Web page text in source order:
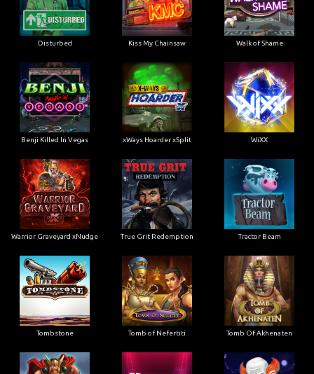
Disturbed Kiss My Chainsaw Walk of Shame
Benji Killed In Vegas xWays Hoarder xSplit WiXX
Warrior Graveyard xNudge True Grit Redemption Tractor Beam
Tombstone Tomb of Nefertiti Tomb Of Akhenaten